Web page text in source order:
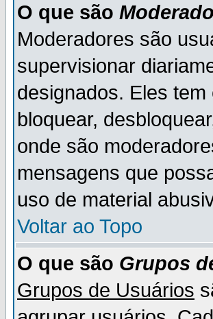
O que são
Moderadores são
supervisionar
designados. Eles
bloquear,
onde são
mensagens que
uso de material
Voltar ao Topo
O que são Grupos
Grupos de Usuários